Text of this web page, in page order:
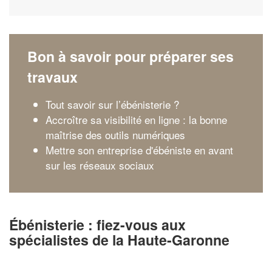
Bon à savoir pour préparer ses
travaux
Tout savoir sur l’ébénisterie ?
Accroître sa visibilité en ligne : la bonne
maîtrise des outils numériques
Mettre son entreprise d'ébéniste en avant
sur les réseaux sociaux
Ébénisterie : fiez-vous aux
spécialistes de la Haute-Garonne